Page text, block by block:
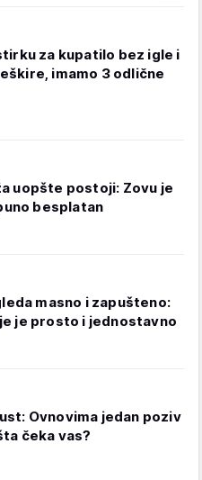
za kupatilo bez igle i
imamo 3 odlične
uopšte postoji: Zovu je
besplatan
masno i zapušteno:
je prosto i jednostavno
Ovnovima jedan poziv
čeka vas?